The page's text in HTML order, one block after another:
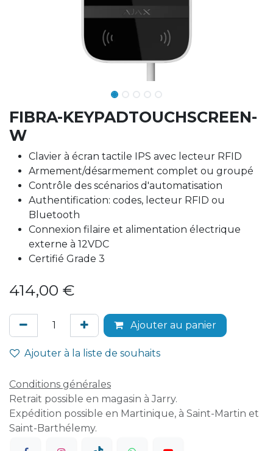
FIBRA-KEYPADTOUCHSCREEN-
W
Clavier à écran tactile IPS avec lecteur RFID
Armement/désarmement complet ou groupé
Contrôle des scénarios d'automatisation
Authentification: codes, lecteur RFID ou
Bluetooth
Connexion filaire et alimentation électrique
externe à 12VDC
Certifié Grade 3
414,00 €
Ajouter au panier
Ajouter à la liste de souhaits
Conditions générales
Retrait possible en magasin à Jarry.
Expédition possible en Martinique, à Saint-Martin et
Saint-Barthélemy.